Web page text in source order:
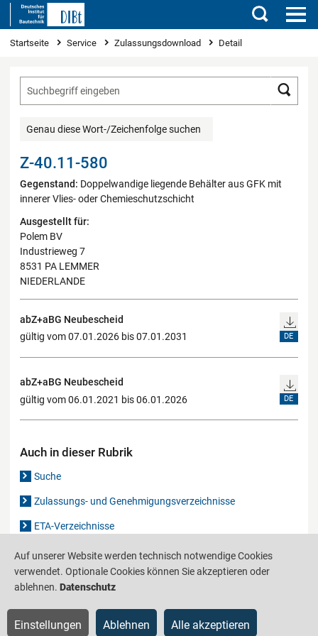
Suchen
Sie sind hier
Startseite Service Zulassungsdownload Detail
Genau diese Wort-/Zeichenfolge suchen
Z-40.11-580
Gegenstand: Doppelwandige liegende Behälter aus GFK mit
innerer Vlies- oder Chemieschutzschicht
Ausgestellt für:
Polem BV
Industrieweg 7
8531 PA LEMMER
NIEDERLANDE
abZ+aBG Neubescheid
gültig vom 07.01.2026 bis 07.01.2031
DE
abZ+aBG Neubescheid
gültig vom 06.01.2021 bis 06.01.2026
DE
Auch in dieser Rubrik
Suche
Zulassungs- und Genehmigungsverzeichnisse
ETA-Verzeichnisse
Gutachten-Verzeichnis
Barrierefreiheit Datenschutz Impressum Sitemap
Auf unserer Website werden technisch notwendige Cookies
verwendet. Optionale Cookies können Sie akzeptieren oder
ablehnen. Datenschutz
Einstellungen Ablehnen Alle akzeptieren